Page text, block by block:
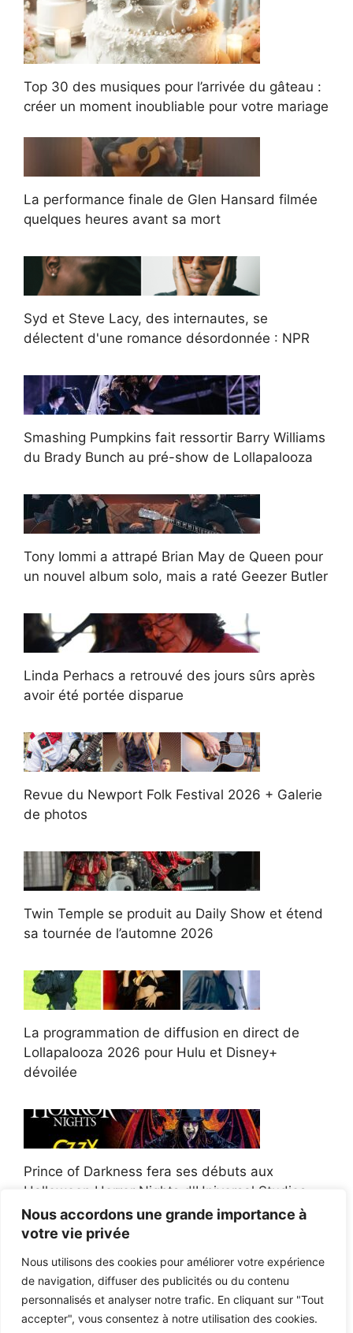
Nous accordons une grande importance à
votre vie privée
Nous utilisons des cookies pour améliorer votre expérience
de navigation, diffuser des publicités ou du contenu
personnalisés et analyser notre trafic. En cliquant sur "Tout
accepter", vous consentez à notre utilisation des cookies.
Top 30 des musiques pour l’arrivée du gâteau :
créer un moment inoubliable pour votre mariage
La performance finale de Glen Hansard filmée
quelques heures avant sa mort
Syd et Steve Lacy, des internautes, se
délectent d'une romance désordonnée : NPR
Smashing Pumpkins fait ressortir Barry Williams
du Brady Bunch au pré-show de Lollapalooza
Tony Iommi a attrapé Brian May de Queen pour
un nouvel album solo, mais a raté Geezer Butler
Linda Perhacs a retrouvé des jours sûrs après
avoir été portée disparue
Revue du Newport Folk Festival 2026 + Galerie
de photos
Twin Temple se produit au Daily Show et étend
sa tournée de l’automne 2026
La programmation de diffusion en direct de
Lollapalooza 2026 pour Hulu et Disney+
dévoilée
Prince of Darkness fera ses débuts aux
Halloween Horror Nights d'Universal Studios
Afroman poursuit un policier de l'Ohio après la
victoire du jury en diffamation